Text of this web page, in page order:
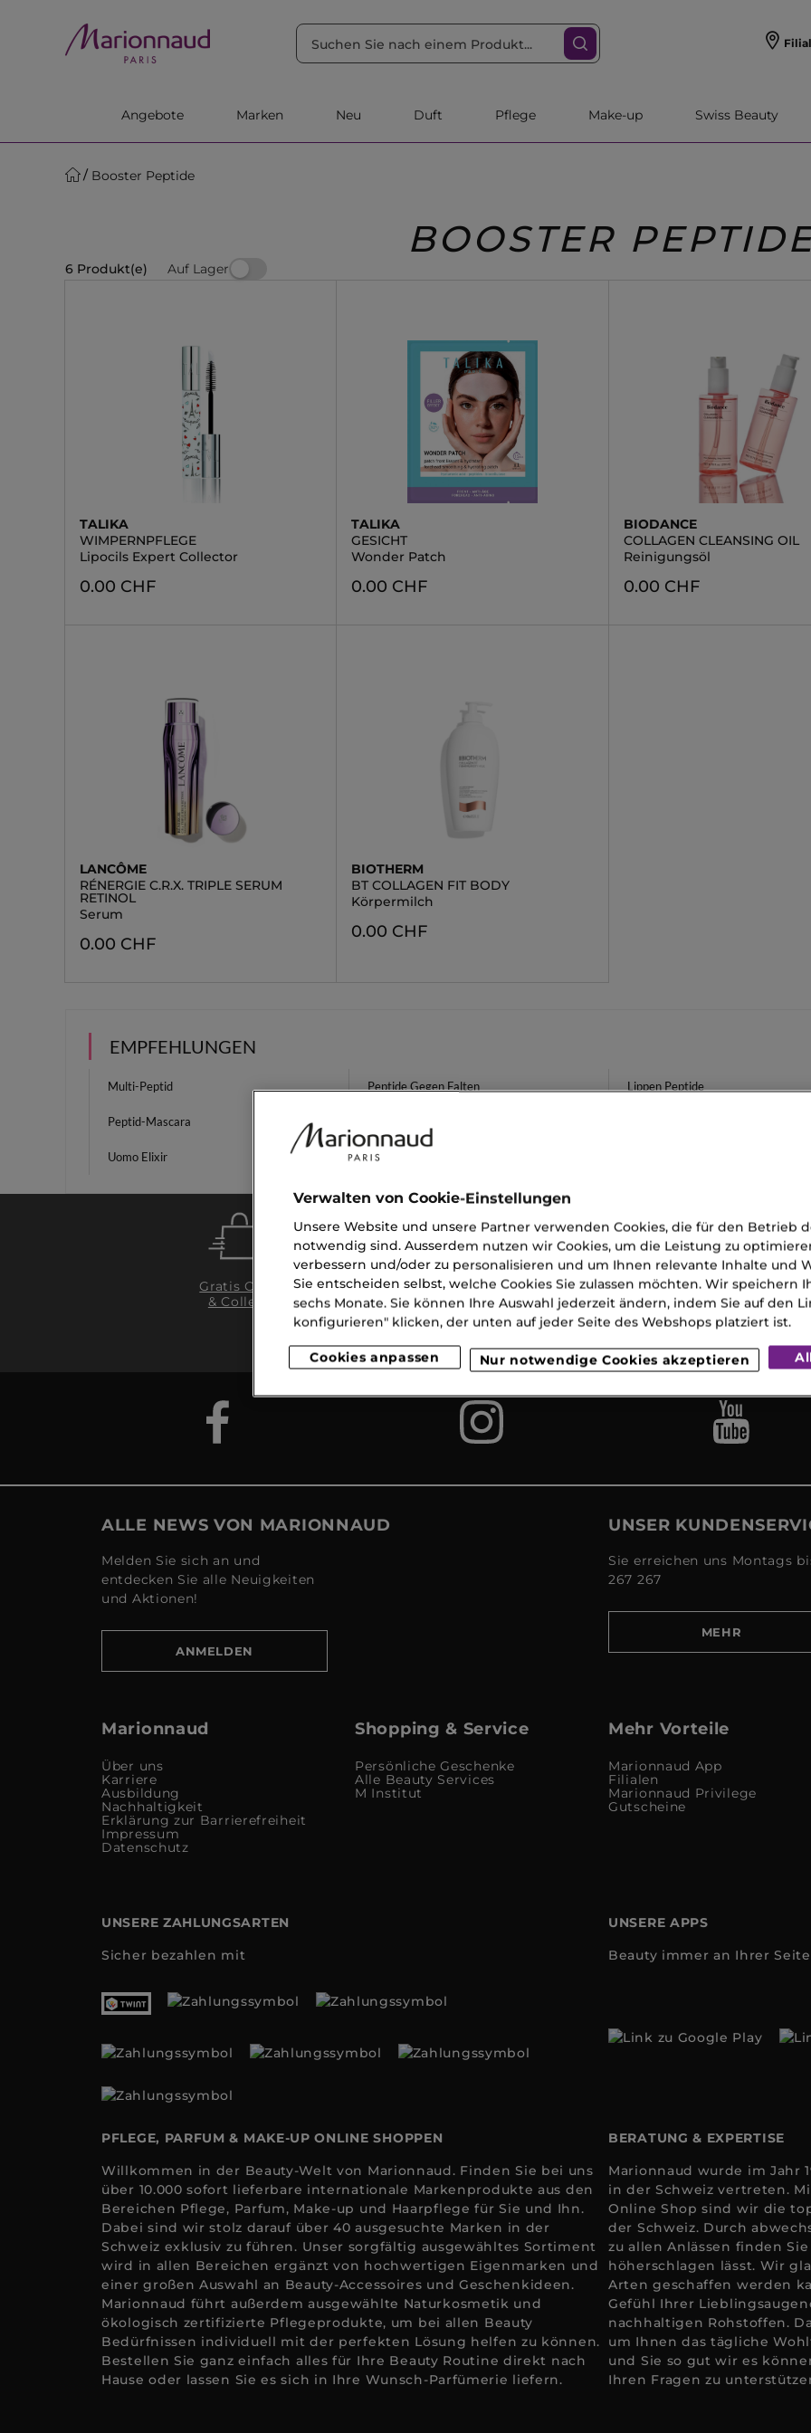
Angebote Marken Neu Duft Pflege Make-up Swiss Beauty
Booster Peptide
BOOSTER
6 Produkt(e) Auf Lager
TALIKA
WIMPERNPFLEGE
Lipocils Expert Collector
0.00 CHF
TALIKA
GESICHT
Wonder Patch
0.00 CHF
BIODANCE
COLLAGEN CLEANSING OIL
Reinigungsöl
0.00 CHF
LANCÔME
RÉNERGIE C.R.X. TRIPLE SERUM
RETINOL
Serum
0.00 CHF
BIOTHERM
BT COLLAGEN FIT BODY
Körpermilch
0.00 CHF
EMPFEHLUNGEN
Multi-Peptid Peptide Gegen Falten Lippen Peptide
Peptid-Mascara
Uomo Elixir Foundation Buff
Gratis Click
& Collect
Gratis
Lieferung
ab CHF 120
Gratis
Proben
2
(MO-
ALLE NEWS VON MARIONNAUD
Melden Sie sich an und
entdecken Sie alle Neuigkeiten
und Aktionen!
ANMELDEN
UNSER
Sie erreichen uns Montags
267 267
MEHR
Marionnaud
Über uns
Karriere
Ausbildung
Nachhaltigkeit
Erklärung zur Barrierefreiheit
Impressum
Datenschutz
Shopping & Service
Persönliche Geschenke
Alle Beauty Services
M Institut
Mehr Vorteile
Marionnaud App
Filialen
Marionnaud Privilege
Gutscheine
UNSERE ZAHLUNGSARTEN
Sicher bezahlen mit
UNSERE APPS
Beauty immer an Ihrer
PFLEGE, PARFUM & MAKE-UP ONLINE SHOPPEN
Willkommen in der Beauty-Welt von Marionnaud. Finden Sie bei uns
über 10.000 sofort lieferbare internationale Markenprodukte aus den
Bereichen Pflege, Parfum, Make-up und Haarpflege für Sie und Ihn.
Dabei sind wir stolz darauf über 40 ausgesuchte Marken in der
Schweiz exklusiv zu führen. Unser sorgfältig ausgewähltes Sortiment
wird in allen Bereichen ergänzt von hochwertigen Eigenmarken und
einer großen Auswahl an Beauty-Accessoires und Geschenkideen.
Marionnaud führt außerdem ausgewählte Naturkosmetik und
ökologisch zertifizierte Pflegeprodukte, um bei allen Beauty
Bedürfnissen individuell mit der perfekten Lösung helfen zu können.
Bestellen Sie ganz einfach alles für Ihre Beauty Routine direkt nach
Hause oder lassen Sie es sich in Ihre Wunsch-Parfümerie liefern.
BERATUNG & EXPERTISE
Marionnaud wurde im Jahr
in der Schweiz vertreten.
Online Shop sind wir die
der Schweiz. Durch
zu allen Anlässen finden
höherschlagen lässt. Wir
Arten geschaffen werden
Gefühl Ihrer
nachhaltigen Rohstoffen.
um Ihnen das tägliche
und Sie so gut wir es
Ihren Fragen zu
Verwalten von Cookie-Einstellungen
Unsere Website und unsere Partner verwenden Cookies, die für den Betrieb
notwendig sind. Ausserdem nutzen wir Cookies, um die Leistung zu
verbessern und/oder zu personalisieren und um Ihnen relevante Inhalte und
Sie entscheiden selbst, welche Cookies Sie zulassen möchten. Wir speichern
sechs Monate. Sie können Ihre Auswahl jederzeit ändern, indem Sie auf den
konfigurieren" klicken, der unten auf jeder Seite des Webshops platziert ist.
Cookies anpassen Nur notwendige Cookies akzeptieren